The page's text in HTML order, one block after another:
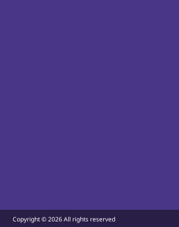
Copyright ©2026 All rights reserved